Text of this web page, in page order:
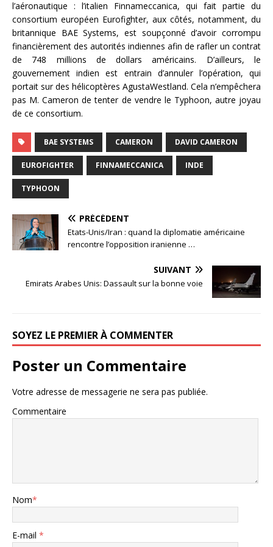
l’aéronautique : l’italien Finnameccanica, qui fait partie du
consortium européen Eurofighter, aux côtés, notamment, du
britannique BAE Systems, est soupçonné d’avoir corrompu
financièrement des autorités indiennes afin de rafler un contrat
de 748 millions de dollars américains. D’ailleurs, le
gouvernement indien est entrain d’annuler l’opération, qui
portait sur des hélicoptères AgustaWestland. Cela n’empêchera
pas M. Cameron de tenter de vendre le Typhoon, autre joyau
de ce consortium.
BAE SYSTEMS CAMERON DAVID CAMERON
EUROFIGHTER FINNAMECCANICA INDE
TYPHOON
PRÉCÉDENT
Etats-Unis/Iran : quand la diplomatie américaine
rencontre l’opposition iranienne …
SUIVANT
Emirats Arabes Unis: Dassault sur la bonne voie
SOYEZ LE PREMIER À COMMENTER
Poster un Commentaire
Votre adresse de messagerie ne sera pas publiée.
Commentaire
Nom*
E-mail *